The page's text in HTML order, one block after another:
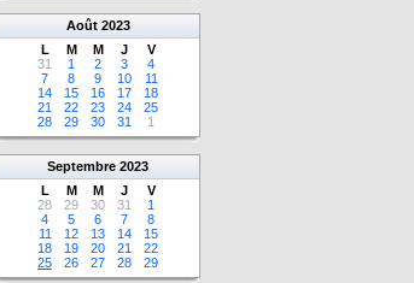
Août 2023
L
M M J
V
31
1 2 3
4
7
8 9 10
11
14
15 16 17
18
21
22 23 24
25
28
29 30 31 1
Septembre 2023
L
M M J
V
28
29 30 31
1
4
5 6 7
8
11
12 13 14
15
18
19 20 21
22
25
26 27 28 29